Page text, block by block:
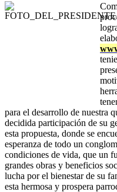
para el desarrollo de nuestra
decidida participación de su
esta propuesta, donde se
esperanza de todo un
condiciones de vida, que un
grandes obras y beneficios
lucha por el bienestar de su
esta hermosa y prospera